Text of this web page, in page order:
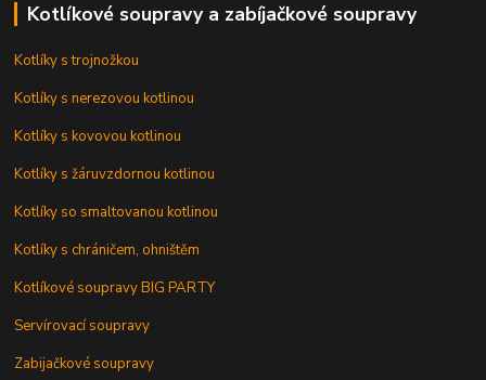
Kotlíkové soupravy a zabíjačkové soupravy
Kotlíky s trojnožkou
Kotlíky s nerezovou kotlinou
Kotlíky s kovovou kotlinou
Kotlíky s žáruvzdornou kotlinou
Kotlíky so smaltovanou kotlinou
Kotlíky s chráničem, ohništěm
Kotlíkové soupravy BIG PARTY
Servírovací soupravy
Zabijačkové soupravy